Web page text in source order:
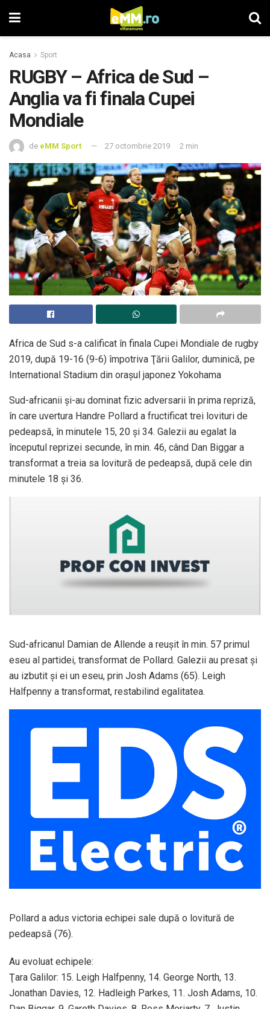
Acasa Sport
RUGBY – Africa de Sud –
Anglia va fi finala Cupei
Mondiale
de eMM Sport 27 octombrie 2019 2 min
Africa de Sud s-a calificat în finala Cupei Mondiale de rugby
2019, după 19-16 (9-6) împotriva Ţării Galilor, duminică, pe
International Stadium din oraşul japonez Yokohama
Sud-africanii şi-au dominat fizic adversarii în prima repriză,
în care uvertura Handre Pollard a fructificat trei lovituri de
pedeapsă, în minutele 15, 20 şi 34. Galezii au egalat la
începutul reprizei secunde, în min. 46, când Dan Biggar a
transformat a treia sa lovitură de pedeapsă, după cele din
minutele 18 şi 36.
Sud-africanul Damian de Allende a reuşit în min. 57 primul
eseu al partidei, transformat de Pollard. Galezii au presat şi
au izbutit şi ei un eseu, prin Josh Adams (65). Leigh
Halfpenny a transformat, restabilind egalitatea.
Pollard a adus victoria echipei sale după o lovitură de
pedeapsă (76).
Au evoluat echipele:
Ţara Galilor: 15. Leigh Halfpenny, 14. George North, 13.
Jonathan Davies, 12. Hadleigh Parkes, 11. Josh Adams, 10.